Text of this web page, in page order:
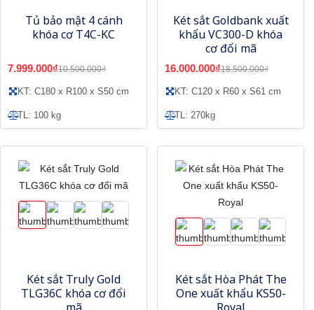
Tủ bảo mật 4 cánh
khóa cơ T4C-KC
7.999.000₫10.500.000₫
KT: C180 x R100 x S50 cm
TL: 100 kg
Két sắt Goldbank xuất
khẩu VC300-D khóa
cơ đổi mã
16.000.000₫18.500.000₫
KT: C120 x R60 x S61 cm
TL: 270kg
Két sắt Truly Gold
TLG36C khóa cơ đổi
Két sắt Hòa Phát The
One xuất khẩu KS50-